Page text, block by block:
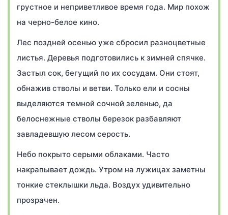
грустное и неприветливое время года. Мир похож
на черно-белое кино.
Лес поздней осенью уже сбросил разноцветные
листья. Деревья подготовились к зимней спячке.
Застыл сок, бегущий по их сосудам. Они стоят,
обнажив стволы и ветви. Только ели и сосны
выделяются темной сочной зеленью, да
белоснежные стволы березок разбавляют
завладевшую лесом серость.
Небо покрыто серыми облаками. Часто
накрапывает дождь. Утром на лужицах заметны
тонкие стеклышки льда. Воздух удивительно
прозрачен.